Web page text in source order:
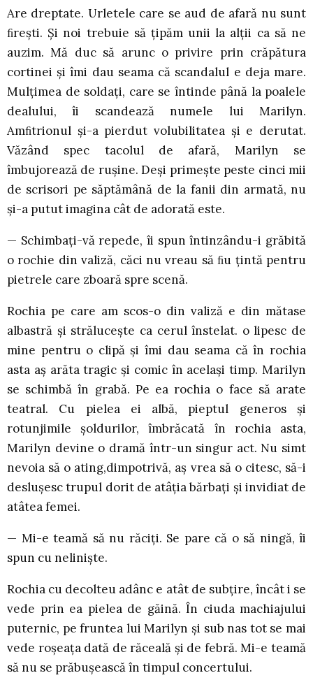
Are dreptate. Urletele care se aud de afară nu sunt
ﬁrești. Și noi trebuie să țipăm unii la alții ca să ne
auzim. Mă duc să arunc o privire prin crăpătura
cortinei și îmi dau seama că scandalul e deja mare.
Mulțimea de soldați, care se întinde până la poalele
dealului, îi scandează numele lui Marilyn.
Amﬁtrionul și-a pierdut volubilitatea și e derutat.
Văzând spec tacolul de afară, Marilyn se
îmbujorează de rușine. Deși primește peste cinci mii
de scrisori pe săptămână de la fanii din armată, nu
și-a putut imagina cât de adorată este.
— Schimbați-vă repede, îi spun întinzându-i grăbită
o rochie din valiză, căci nu vreau să ﬁu țintă pentru
pietrele care zboară spre scenă.
Rochia pe care am scos-o din valiză e din mătase
albastră și strălucește ca cerul înstelat. o lipesc de
mine pentru o clipă și îmi dau seama că în rochia
asta aș arăta tragic și comic în același timp. Marilyn
se schimbă în grabă. Pe ea rochia o face să arate
teatral. Cu pielea ei albă, pieptul generos și
rotunjimile șoldurilor, îmbrăcată în rochia asta,
Marilyn devine o dramă într-un singur act. Nu simt
nevoia să o ating,dimpotrivă, aș vrea să o citesc, să-i
deslușesc trupul dorit de atâția bărbați și invidiat de
atâtea femei.
— Mi-e teamă să nu răciți. Se pare că o să ningă, îi
spun cu neliniște.
Rochia cu decolteu adânc e atât de subțire, încât i se
vede prin ea pielea de găină. În ciuda machiajului
puternic, pe fruntea lui Marilyn și sub nas tot se mai
vede roșeața dată de răceală și de febră. Mi-e teamă
să nu se prăbușească în timpul concertului.